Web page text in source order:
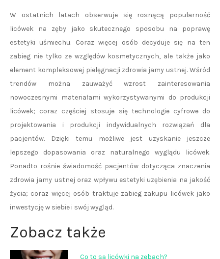
W ostatnich latach obserwuje się rosnącą popularność
licówek na zęby jako skutecznego sposobu na poprawę
estetyki uśmiechu. Coraz więcej osób decyduje się na ten
zabieg nie tylko ze względów kosmetycznych, ale także jako
element kompleksowej pielęgnacji zdrowia jamy ustnej. Wśród
trendów można zauważyć wzrost zainteresowania
nowoczesnymi materiałami wykorzystywanymi do produkcji
licówek; coraz częściej stosuje się technologie cyfrowe do
projektowania i produkcji indywidualnych rozwiązań dla
pacjentów. Dzięki temu możliwe jest uzyskanie jeszcze
lepszego dopasowania oraz naturalnego wyglądu licówek.
Ponadto rośnie świadomość pacjentów dotycząca znaczenia
zdrowia jamy ustnej oraz wpływu estetyki uzębienia na jakość
życia; coraz więcej osób traktuje zabieg zakupu licówek jako
inwestycję w siebie i swój wygląd.
Zobacz także
Co to są licówki na zębach?